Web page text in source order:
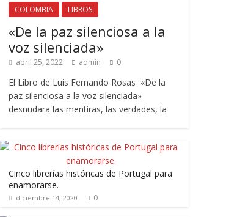
COLOMBIA LIBROS
«De la paz silenciosa a la
voz silenciada»
abril 25, 2022 admin 0
El Libro de Luis Fernando Rosas «De la
paz silenciosa a la voz silenciada»
desnudara las mentiras, las verdades, la
Cinco librerías históricas de Portugal para
enamorarse.
diciembre 14, 2020 0